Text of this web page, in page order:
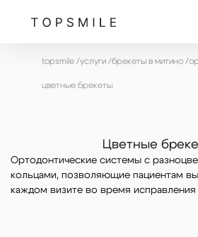
topsmile /услуги /брекеты в митино /
цветные брекеты
Цветные
Ортодонтические системы с
кольцами, позволяющие пациентам
каждом визите во время исправления